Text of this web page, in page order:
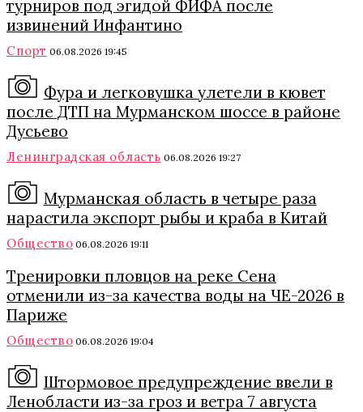
турниров под эгидой ФИФА после
извинений Инфантино
Спорт 06.08.2026 19:45
Фура и легковушка улетели в кювет
после ДТП на Мурманском шоссе в районе
Дусьево
Ленинградская область 06.08.2026 19:27
Мурманская область в четыре раза
нарастила экспорт рыбы и краба в Китай
Общество 06.08.2026 19:11
Тренировки пловцов на реке Сена
отменили из-за качества воды на ЧЕ-2026 в
Париже
Общество 06.08.2026 19:04
Штормовое предупреждение ввели в
Ленобласти из-за гроз и ветра 7 августа